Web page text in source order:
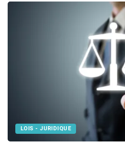
LOIS - JURIDIQUE